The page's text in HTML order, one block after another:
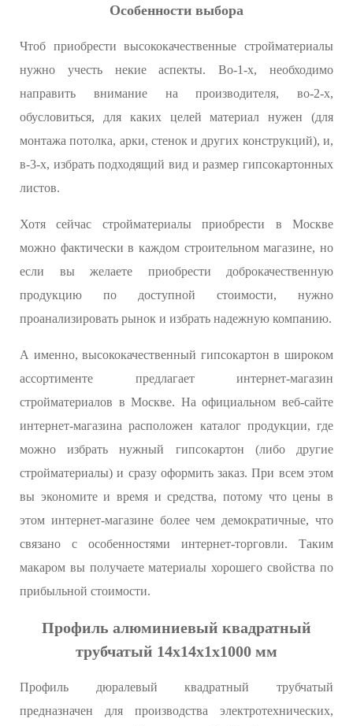
Особенности выбора
Чтоб приобрести высококачественные стройматериалы
нужно учесть некие аспекты. Во-1-х, необходимо
направить внимание на производителя, во-2-х,
обусловиться, для каких целей материал нужен (для
монтажа потолка, арки, стенок и других конструкций), и,
в-3-х, избрать подходящий вид и размер гипсокартонных
листов.
Хотя сейчас стройматериалы приобрести в Москве
можно фактически в каждом строительном магазине, но
если вы желаете приобрести доброкачественную
продукцию по доступной стоимости, нужно
проанализировать рынок и избрать надежную компанию.
А именно, высококачественный гипсокартон в широком
ассортименте предлагает интернет-магазин
стройматериалов в Москве. На официальном веб-сайте
интернет-магазина расположен каталог продукции, где
можно избрать нужный гипсокартон (либо другие
стройматериалы) и сразу оформить заказ. При всем этом
вы экономите и время и средства, потому что цены в
этом интернет-магазине более чем демократичные, что
связано с особенностями интернет-торговли. Таким
макаром вы получаете материалы хорошего свойства по
прибыльной стоимости.
Профиль алюминиевый квадратный
трубчатый 14х14х1x1000 мм
Профиль дюралевый квадратный трубчатый
предназначен для производства электротехнических,